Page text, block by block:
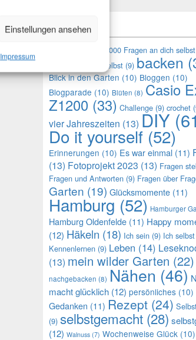
Einstellungen ansehen
Impressum
Themen
1000 Fragen an dich selbst
Fragen an mich selbst (9) backen
Blick in den Garten (10) Bloggen (10)
Blogparade (10) Blüten (8) Casio
Z1200 (33) Challenge (9) crochet
vier Jahreszeiten (13) DIY
Do it yourself (52)
Erinnerungen (10) Es war einmal (11)
(13) Fotoprojekt 2023 (13) Fragen
Fragen und Antworten (9) Fragen über
Garten (19) Glücksmomente (11)
Hamburg (52) Hamburger
Hamburg Oldenfelde (11) Happy
(12) Häkeln (18) Ich sein (9) Ich
Kennenlernen (9) Leben (14)
(13) mein wilder Garten (22)
nachgebacken (8) Nähen (46)
macht glücklich (12) persönliches (10)
Gedanken (11) Rezept (24)
(9) selbstgemacht (28)
(12) Walnuss (7) Wochenweise Glück (10)